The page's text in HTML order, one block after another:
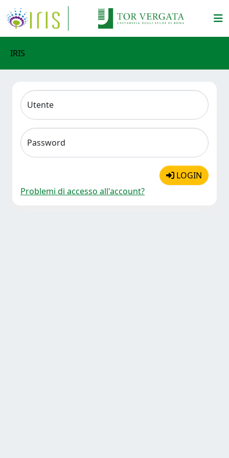
IRIS
Utente
Password
LOGIN
Problemi di accesso all'account?